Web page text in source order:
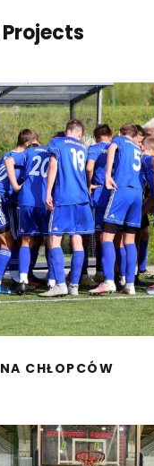
NOŻNA
CHŁOPCÓW